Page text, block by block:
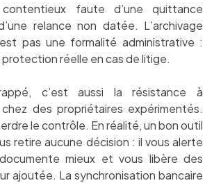
faute d’une quittance
relance non datée. L’archivage
pas une formalité administrative :
réelle en cas de litige.
c’est aussi la résistance à
chez des propriétaires expérimentés.
le contrôle. En réalité, un bon outil
retire aucune décision : il vous alerte
mieux et vous libère des
ajoutée. La synchronisation bancaire